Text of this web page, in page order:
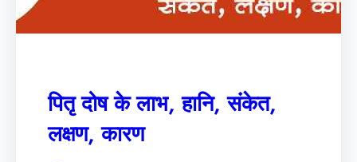
पितृ दोष के लाभ, हानि, संकेत,
लक्षण, कारण